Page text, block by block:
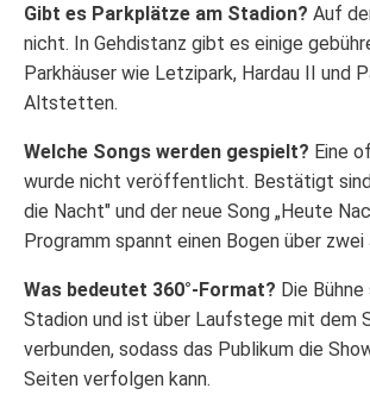
Gibt es Parkplätze am Stadion? Auf
nicht. In Gehdistanz gibt es einige
Parkhäuser wie Letzipark, Hardau II und
Altstetten.
Welche Songs werden gespielt? Eine
wurde nicht veröffentlicht. Bestätigt
die Nacht" und der neue Song „Heute
Programm spannt einen Bogen über zwei
Was bedeutet 360°-Format? Die
Stadion und ist über Laufstege mit dem
verbunden, sodass das Publikum die
Seiten verfolgen kann.